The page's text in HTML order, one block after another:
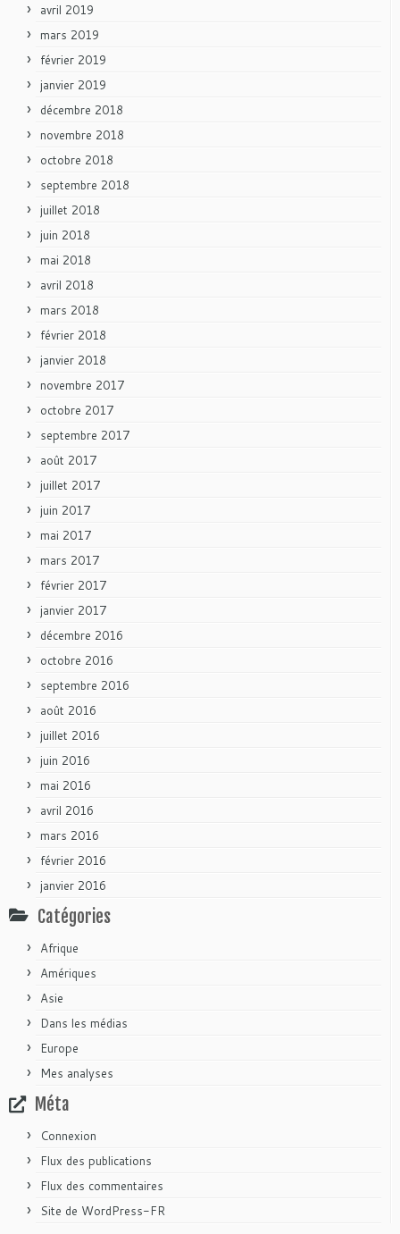
avril 2019
mars 2019
février 2019
janvier 2019
décembre 2018
novembre 2018
octobre 2018
septembre 2018
juillet 2018
juin 2018
mai 2018
avril 2018
mars 2018
février 2018
janvier 2018
novembre 2017
octobre 2017
septembre 2017
août 2017
juillet 2017
juin 2017
mai 2017
mars 2017
février 2017
janvier 2017
décembre 2016
octobre 2016
septembre 2016
août 2016
juillet 2016
juin 2016
mai 2016
avril 2016
mars 2016
février 2016
janvier 2016
Catégories
Afrique
Amériques
Asie
Dans les médias
Europe
Mes analyses
Méta
Connexion
Flux des publications
Flux des commentaires
Site de WordPress-FR